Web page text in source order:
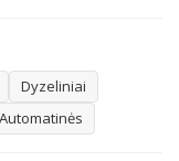
į kelis
būklės.
ar elektra –
Dyzeliniai
Automatinės